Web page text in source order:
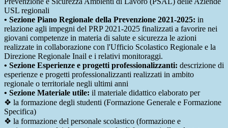
USL regionali
• Sezione Piano Regionale della Prevenzione 2021-2025: in
relazione agli impegni del PRP 2021-2025 finalizzati a favorire nei
giovani competenze in materia di salute e sicurezza le azioni
realizzate in collaborazione con l'Ufficio Scolastico Regionale e la
Direzione Regionale Inail e i relativi monitoraggi.
• Sezione Esperienze e progetti professionalizzanti: descrizione di
esperienze e progetti professionalizzanti realizzati in ambito
regionale o territoriale negli ultimi anni
• Sezione Materiale utile: il materiale didattico elaborato per
❖ la formazione degli studenti (Formazione Generale e Formazione
Specifica)
❖ la formazione del personale scolastico (formazione e